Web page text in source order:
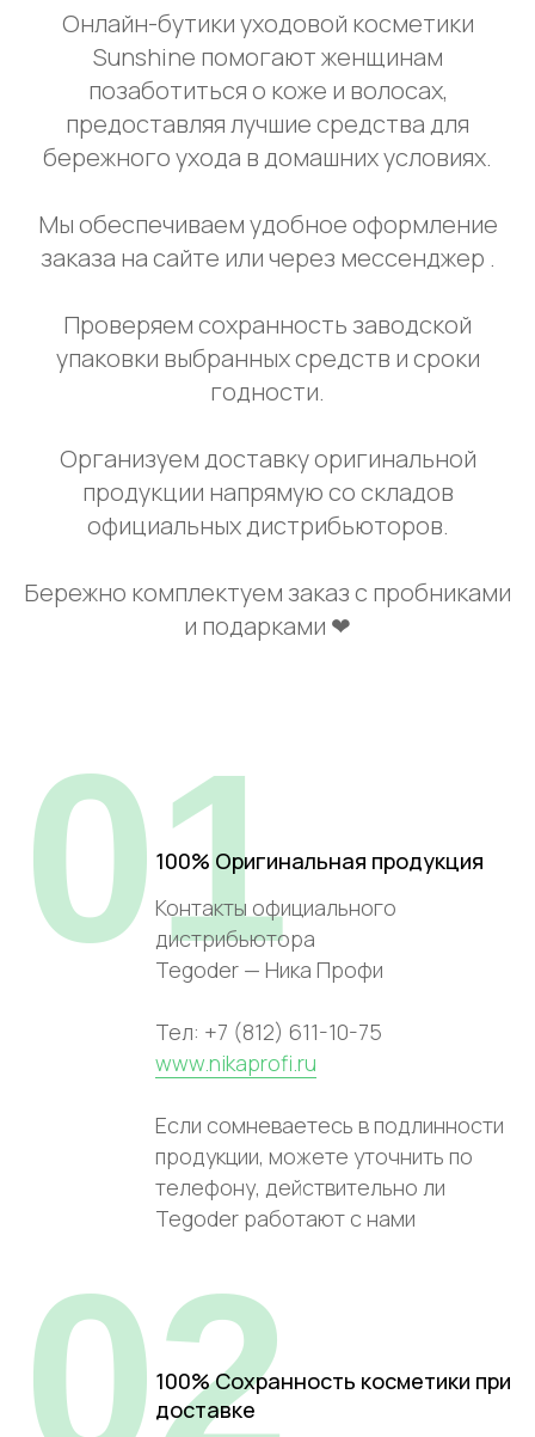
Онлайн-бутики уходовой косметики
Sunshine помогают женщинам
позаботиться о коже и волосах,
предоставляя лучшие средства для
бережного ухода в домашних условиях.
Мы обеспечиваем удобное оформление
заказа на сайте или через мессенджер .
Проверяем сохранность заводской
упаковки выбранных средств и сроки
годности.
Организуем доставку оригинальной
продукции напрямую со складов
официальных дистрибьюторов.
Бережно комплектуем заказ с пробниками
и подарками ❤
100% Оригинальная продукция
Контакты официального
дистрибьютора
Tegoder — Ника Профи
Тел: +7 (812) 611-10-75
www.nikaprofi.ru
Если сомневаетесь в подлинности
продукции, можете уточнить по
телефону, действительно ли
Tegoder работают с нами
01
100% Сохранность косметики при
доставке
02